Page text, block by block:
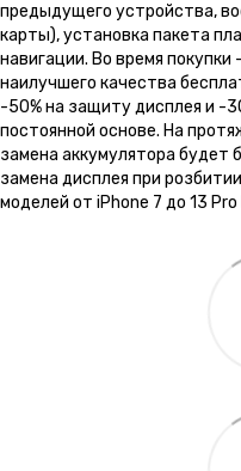
предыдущего устройства,
карты), установка пакета
навигации. Во время
наилучшего качества
-50% на защиту дисплея и -
постоянной основе. На
замена аккумулятора будет
замена дисплея при
моделей от iPhone 7 до 13 Pro